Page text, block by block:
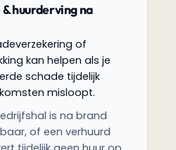
huurderving na
of
kan helpen als je
schade tijdelijk
misloopt.
is na brand
of een verhuurd